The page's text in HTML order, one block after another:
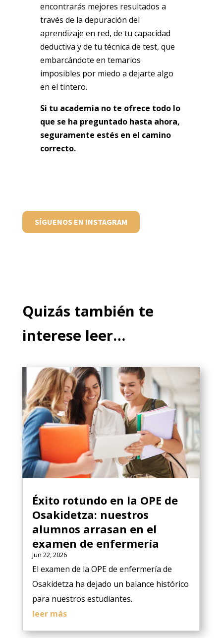
encontrarás mejores resultados a
través de la depuración del
aprendizaje en red, de tu capacidad
deductiva y de tu técnica de test, que
embarcándote en temarios
imposibles por miedo a dejarte algo
en el tintero.
Si tu academia no te ofrece todo lo
que se ha preguntado hasta ahora,
seguramente estés en el camino
correcto.
SÍGUENOS EN INSTAGRAM
Quizás también te
interese leer…
Éxito rotundo en la OPE de
Osakidetza: nuestros
alumnos arrasan en el
examen de enfermería
Jun 22, 2026
El examen de la OPE de enfermería de
Osakidetza ha dejado un balance histórico
para nuestros estudiantes.
leer más